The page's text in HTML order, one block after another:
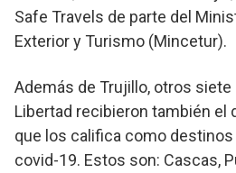
Safe Travels de parte del
Exterior y Turismo (Mincetur).
Además de Trujillo, otros
Libertad recibieron también el
que los califica como
covid-19. Estos son: Cascas,